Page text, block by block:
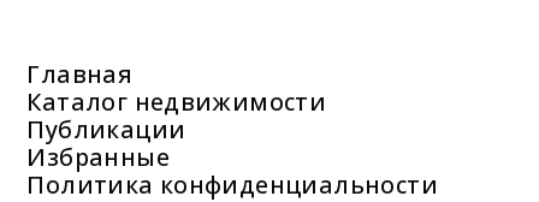
Главная
Каталог недвижимости
Публикации
Избранные
Политика конфиденциальности